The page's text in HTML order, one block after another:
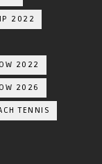
2022
2022
2026
TENNIS